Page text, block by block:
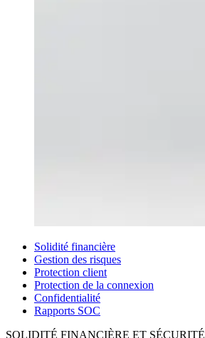
Solidité financière
Gestion des risques
Protection client
Protection de la connexion
Confidentialité
Rapports SOC
SOLIDITÉ FINANCIÈRE ET SÉCURITÉ